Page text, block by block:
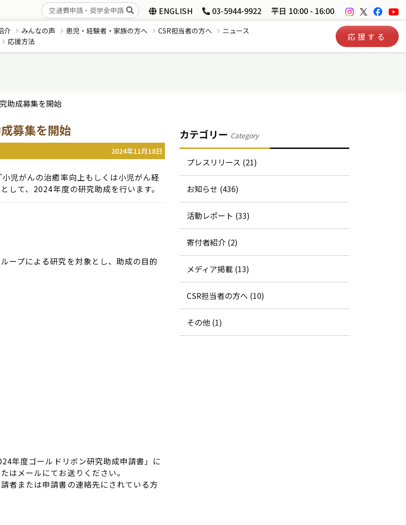
ENGLISH 03-5944-9922 平日 10:00 - 16:00
介 みんなの声 患児・経験者・家族の方へ CSR担当者の方へ
ニュース
応援方法 応援する
助成募集を開始
募集を開始
2024年11月18日
児がんの治癒率向上もしくは小児がん経
して、2024年度の研究助成を行います。
ープによる研究を対象とし、助成の目的
年度ゴールドリボン研究助成申請書」に
はメールにてお送りください。
者または申請書の連絡先にされている方
カテゴリー Category
プレスリリース (21)
お知らせ (436)
活動レポート (33)
寄付者紹介 (2)
メディア掲載 (13)
CSR担当者の方へ (10)
その他 (1)